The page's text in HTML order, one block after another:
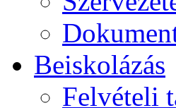
Beiskolázás
Felvételi